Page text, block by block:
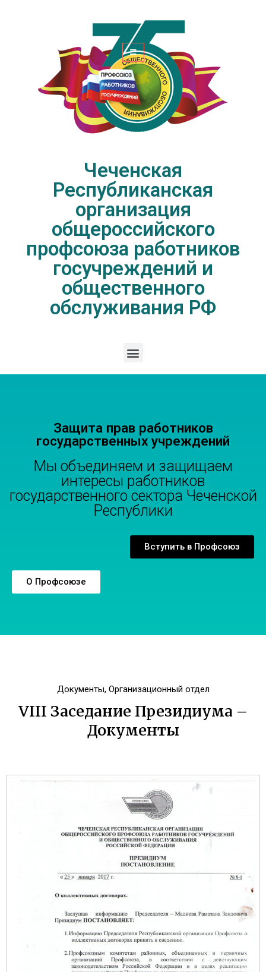
Чеченская Республиканская
организация общероссийского
профсоюза работников
госучреждений и общественного
обслуживания РФ
Чеченская
Республиканская
организация
общероссийского
профсоюза работников
госучреждений и
общественного
обслуживания РФ
Защита прав работников
государственных учреждений
Мы объединяем и защищаем
интересы работников
государственного сектора Чеченской
Республики
Вступить в Профсоюз
О Профсоюзе
Документы, Организационный отдел
VIII Заседание Президиума –
Документы